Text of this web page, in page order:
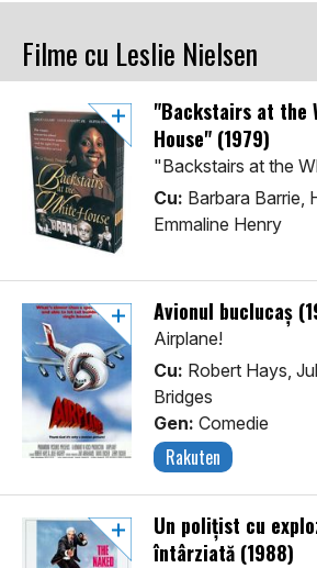
Filme cu Leslie Nielsen
"Backstairs at the
House" (1979)
"Backstairs at the
Cu: Barbara Barrie,
Emmaline Henry
Avionul buclucaș
Airplane!
Cu: Robert Hays,
Bridges
Gen: Comedie
Rakuten
Un polițist cu
întârziată (1988)